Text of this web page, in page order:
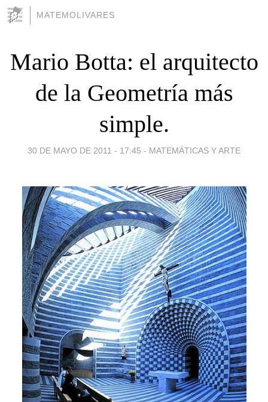
MATEMOLIVARES
Mario Botta: el arquitecto
de la Geometría más
simple.
30 DE MAYO DE 2011 - 17:45 - MATEMÁTICAS Y ARTE